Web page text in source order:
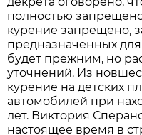
полностью
курение запрещено,
предназначенных
будет прежним, но
уточнений. Из
курение на детских
автомобилей при
лет. Виктория
настоящее время в